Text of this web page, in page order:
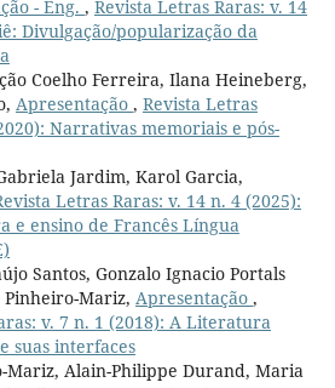
- Eng. , Revista Letras Raras: v. 14
Divulgação/popularização da
Coelho Ferreira, Ilana Heineberg,
Apresentação , Revista Letras
Narrativas memoriais e pós-
Jardim, Karol Garcia,
Letras Raras: v. 14 n. 4 (2025):
e ensino de Francês Língua
Santos, Gonzalo Ignacio Portals
Pinheiro-Mariz, Apresentação ,
v. 7 n. 1 (2018): A Literatura
suas interfaces
Mariz, Alain-Philippe Durand, Maria